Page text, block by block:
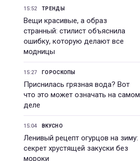
15:52 ТРЕНДЫ
Вещи красивые, а образ
странный: стилист объяснила
ошибку, которую делают все
модницы
15:27 ГОРОСКОПЫ
Приснилась грязная вода? Вот
что это может означать на самом
деле
15:04 ВКУСНО
Ленивый рецепт огурцов на зиму:
секрет хрустящей закуски без
мороки